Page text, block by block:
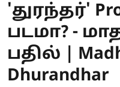
'துரந்தர்'
படமா? -
பதில் |
Dhurandhar